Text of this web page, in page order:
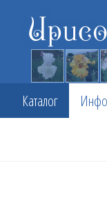
Каталог